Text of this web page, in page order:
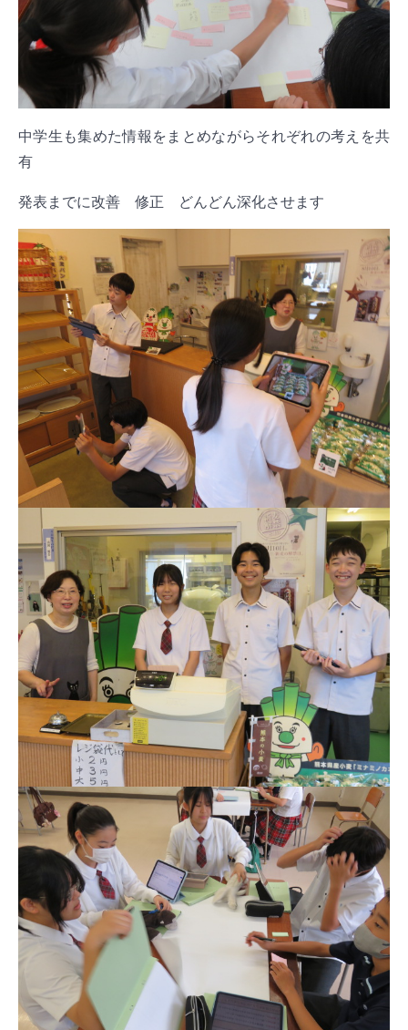
中学生も集めた情報をまとめながらそれぞれの考えを共
有
発表までに改善 修正 どんどん深化させます